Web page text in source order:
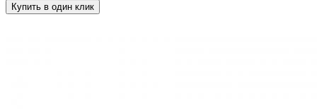
Купить в один клик